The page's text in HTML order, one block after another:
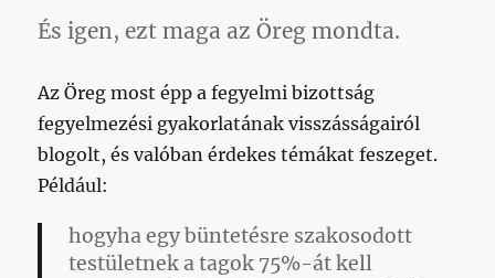
És igen, ezt maga az Öreg mondta.
Az Öreg most épp a fegyelmi bizottság
fegyelmezési gyakorlatának visszásságairól
blogolt, és valóban érdekes témákat feszeget.
Például:
hogyha egy büntetésre szakosodott
testületnek a tagok 75%-át kell